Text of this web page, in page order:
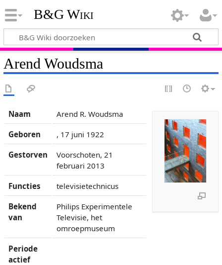
B&G Wiki
Arend Woudsma
Naam Arend R. Woudsma
Geboren , 17 juni 1922
Gestorven
Voorschoten, 21
februari 2013
Functies televisietechnicus
Bekend
van
Philips Experimentele
Televisie, het
omroepmuseum
Periode
actief